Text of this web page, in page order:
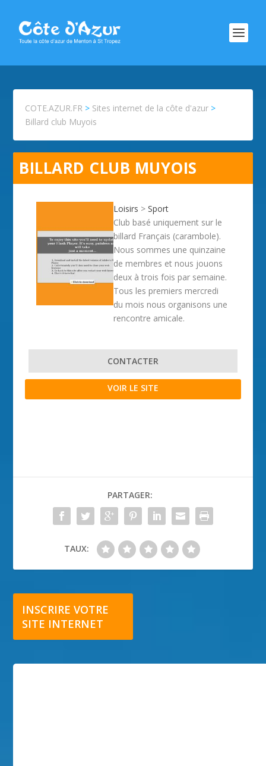
COTE.AZUR.FR > Sites internet de la côte d'azur >
Billard club Muyois
BILLARD CLUB MUYOIS
Loisirs >Sport
Club basé uniquement sur le
billard Français (carambole).
Nous sommes une quinzaine
de membres et nous jouons
deux à trois fois par semaine.
Tous les premiers mercredi
du mois nous organisons une
rencontre amicale.
CONTACTER
VOIR LE SITE
PARTAGER:
TAUX:
INSCRIRE VOTRE
SITE INTERNET